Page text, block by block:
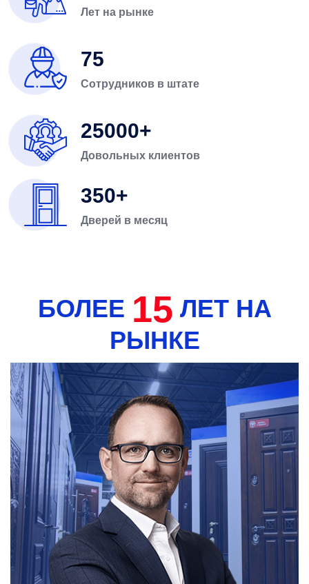
Лет на рынке
75
Сотрудников в штате
25000
Довольных клиентов
350
Дверей в месяц
БОЛЕЕ 15 ЛЕТ НА
РЫНКЕ